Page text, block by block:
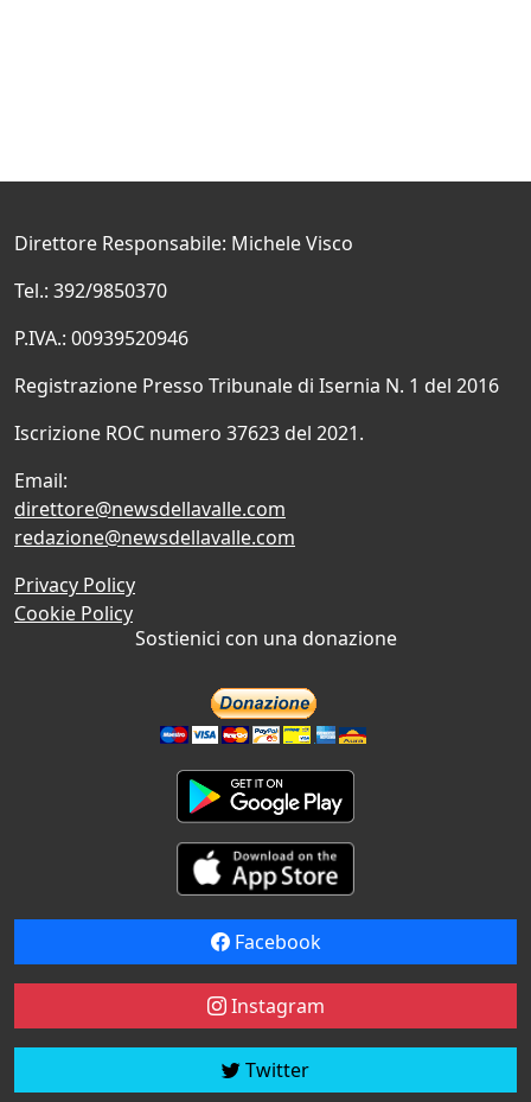
Direttore Responsabile: Michele Visco
Tel.: 392/9850370
P.IVA.: 00939520946
Registrazione Presso Tribunale di Isernia N. 1 del 2016
Iscrizione ROC numero 37623 del 2021.
Email:
direttore@newsdellavalle.com
redazione@newsdellavalle.com
Privacy Policy
Cookie Policy
Sostienici con una donazione
Facebook
Instagram
Twitter